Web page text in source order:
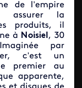
de l’empire
assurer la
produits, il
à Noisiel, 30
par
c’est un
premier au
apparente,